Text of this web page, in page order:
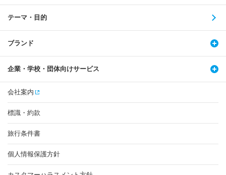
テーマ・目的
ブランド
企業・学校・団体向けサービス
会社案内
標識・約款
旅行条件書
個人情報保護方針